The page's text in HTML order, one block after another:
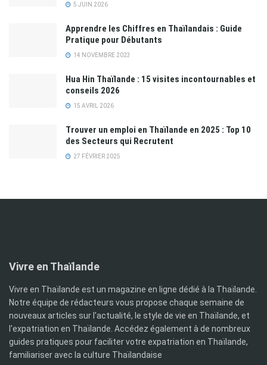
5 JUIN 2026
Apprendre les Chiffres en Thaïlandais : Guide
Pratique pour Débutants
14 NOVEMBRE 2023
Hua Hin Thaïlande : 15 visites incontournables et
conseils 2026
15 AVRIL 2026
Trouver un emploi en Thaïlande en 2025 : Top 10
des Secteurs qui Recrutent
27 FÉVRIER 2025
Vivre en Thaïlande
Vivre en Thaïlande est un magazine en ligne dédié à la Thaïlande.
Notre équipe de rédacteurs vous propose chaque semaine de
nouveaux articles sur l'actualité, le style de vie en Thaïlande, et
l'expatriation en Thaïlande. Accédez également à de nombreux
guides pratiques pour faciliter votre expatriation en Thaïlande,
familiariser avec la culture Thaïlandaise